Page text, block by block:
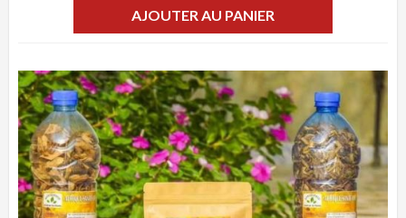
AJOUTER AU PANIER